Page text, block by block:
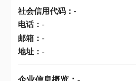
社会信用代码： -
电话： -
邮箱： -
地址： -